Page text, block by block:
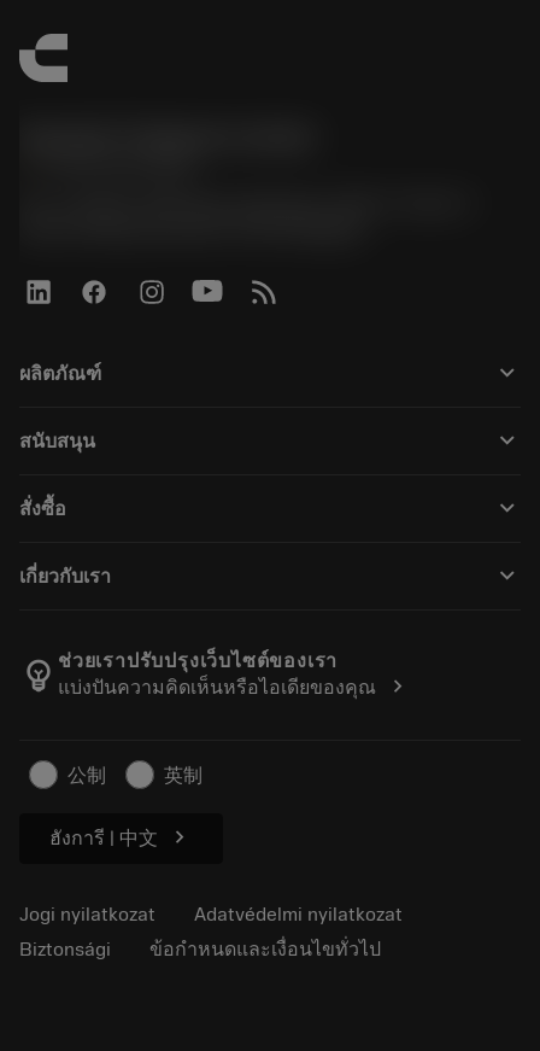
ผลิตภัณฑ์ keyboard_arrow_down
Az összes szoftver
Újrahasznosítás
Tailor Made
สนับสนุน keyboard_arrow_down
Forgalmazók és szakemberek
Útmutatók és oktatóanyagok
สั่งซื้อ keyboard_arrow_down
Megrendelés
Rendelés nyomon követése
Ajánlatkérés
เกี่ยวกับเรา keyboard_arrow_down
Manufacturing Wellness
Karrier
Cikkek
Sajtó részére
emoji_objects ช่วยเราปรับปรุงเว็บไซต์ของเรา
แบ่งปันความคิดเห็นหรือไอเดียของคุณ
chevron_right
公制 英制
ฮังการี | 中文 chevron_right
Jogi nyilatkozat
Adatvédelmi nyilatkozat
Biztonsági
ข้อกำหนดและเงื่อนไขทั่วไป